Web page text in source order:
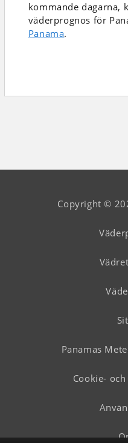
kommande dagarna,
väderprognos för
Panama.
Copyright ©
Panamas
Cookie-